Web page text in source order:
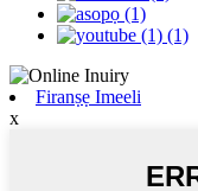
Firanṣẹ Imeeli
x